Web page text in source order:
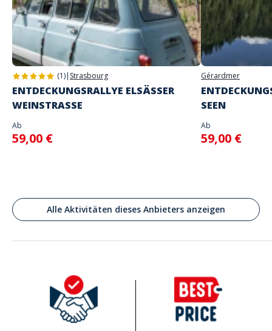
Adresse
Saint-Martin-de-Ré, France
(1)| Strasbourg
ENTDECKUNGSRALLYE ELSÄSSER
WEINSTRASSE
Ab
59,00 €
Gérardmer
SEEN
Ab
59,00 €
Alle Aktivitäten dieses Anbieters anzeigen